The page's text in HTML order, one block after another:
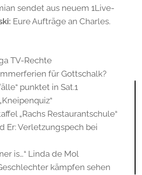
sendet aus neuem 1Live-
Eure Aufträge an Charles.
TV-Rechte
für Gottschalk?
punktet in Sat.1
„Rachs Restaurantschule“
Er: Verletzungspech bei
is…“ Linda de Mol
kämpfen sehen